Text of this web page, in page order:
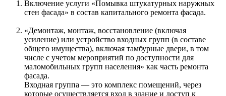
Включение услуги «Помывка штукатурных наружных
стен фасада» в состав капитального ремонта фасада.
«Демонтаж, монтаж, восстановление (включая
усиление) или устройство входных групп (в составе
общего имущества), включая тамбурные двери, в том
числе с учетом мероприятий по доступности для
маломобильных групп населения» как часть ремонта
фасада.
Входная группа — это комплекс помещений, через
которые осуществляется вход в здание и доступ к